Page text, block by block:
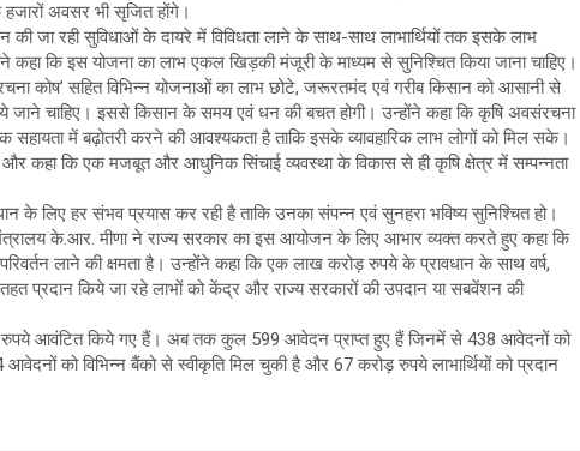
अवसर भी सृजित होंगे।
जा रही सुविधाओं के दायरे में विविधता लाने के साथ-साथ लाभार्थियों तक इसके लाभ
कि इस योजना का लाभ एकल खिड़की मंजूरी के माध्यम से सुनिश्चित किया जाना चाहिए।
कोष’ सहित विभिन्न योजनाओं का लाभ छोटे, जरूरतमंद एवं गरीब किसान को आसानी से
जाने चाहिए। इससे किसान के समय एवं धन की बचत होगी। उन्होंने कहा कि कृषि अवसंरचना
में बढ़ोतरी करने की आवश्यकता है ताकि इसके व्यावहारिक लाभ लोगों को मिल सके।
और कहा कि एक मजबूत और आधुनिक सिंचाई व्यवस्था के विकास से ही कृषि क्षेत्र में सम्पन्नता
के लिए हर संभव प्रयास कर रही है ताकि उनका संपन्न एवं सुनहरा भविष्य सुनिश्चित हो।
के.आर. मीणा ने राज्य सरकार का इस आयोजन के लिए आभार व्यक्त करते हुए कहा कि
लाने की क्षमता है। उन्होंने कहा कि एक लाख करोड़ रुपये के प्रावधान के साथ वर्ष,
प्रदान किये जा रहे लाभों को केंद्र और राज्य सरकारों की उपदान या सबवेंशन की
आवंटित किये गए हैं। अब तक कुल 599 आवेदन प्राप्त हुए हैं जिनमें से 438 आवेदनों को
को विभिन्न बैंको से स्वीकृति मिल चुकी है और 67 करोड़ रुपये लाभार्थियों को प्रदान